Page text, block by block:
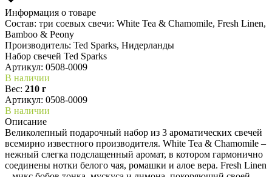
Информация о товаре
Состав: три соевых свечи: White Tea & Chamomile, Fresh Linen,
Bamboo & Peony
Производитель: Ted Sparks, Нидерланды
Набор свечей Ted Sparks
Артикул: 0508-0009
В наличии
Вес: 210 г
Артикул: 0508-0009
В наличии
Описание
Великолепный подарочный набор из 3 ароматических свечей
всемирно известного производителя. White Tea & Chamomile –
нежный слегка подслащенный аромат, в котором гармонично
соединены нотки белого чая, ромашки и алое вера. Fresh Linen